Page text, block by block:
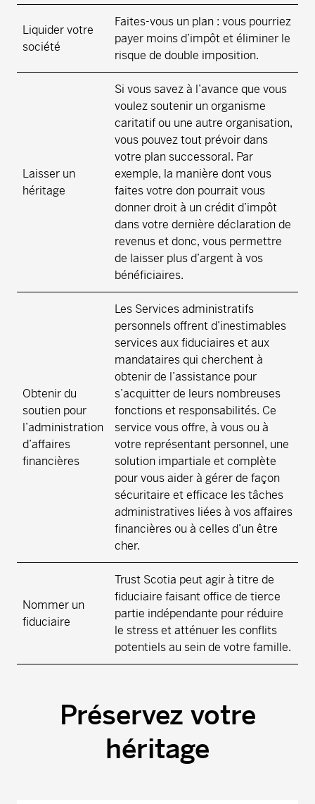
Liquider votre
société
Faites-vous un plan : vous pourriez
payer moins d’impôt et éliminer le
risque de double imposition.
Laisser un
héritage
Si vous savez à l’avance que vous
voulez soutenir un organisme
caritatif ou une autre organisation,
vous pouvez tout prévoir dans
votre plan successoral. Par
exemple, la manière dont vous
faites votre don pourrait vous
donner droit à un crédit d’impôt
dans votre dernière déclaration de
revenus et donc, vous permettre
de laisser plus d’argent à vos
bénéficiaires.
Obtenir du
soutien pour
l’administration
d’affaires
financières
Les Services administratifs
personnels offrent d’inestimables
services aux fiduciaires et aux
mandataires qui cherchent à
obtenir de l’assistance pour
s’acquitter de leurs nombreuses
fonctions et responsabilités. Ce
service vous offre, à vous ou à
votre représentant personnel, une
solution impartiale et complète
pour vous aider à gérer de façon
sécuritaire et efficace les tâches
administratives liées à vos affaires
financières ou à celles d’un être
cher.
Nommer un
fiduciaire
Trust Scotia peut agir à titre de
fiduciaire faisant office de tierce
partie indépendante pour réduire
le stress et atténuer les conflits
potentiels au sein de votre famille.
Préservez votre
héritage